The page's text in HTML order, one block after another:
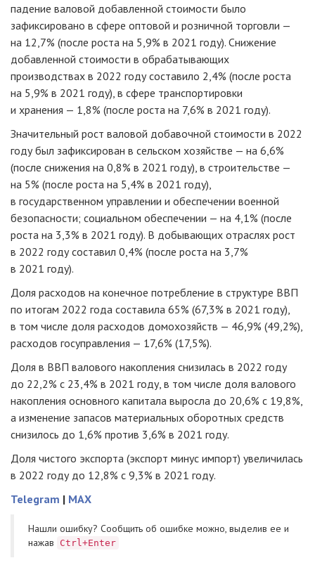
падение валовой добавленной стоимости было
зафиксировано в сфере оптовой и розничной торговли —
на 12,7% (после роста на 5,9% в 2021 году). Снижение
добавленной стоимости в обрабатывающих
производствах в 2022 году составило 2,4% (после роста
на 5,9% в 2021 году), в сфере транспортировки
и хранения — 1,8% (после роста на 7,6% в 2021 году).
Значительный рост валовой добавочной стоимости в 2022
году был зафиксирован в сельском хозяйстве — на 6,6%
(после снижения на 0,8% в 2021 году), в строительстве —
на 5% (после роста на 5,4% в 2021 году),
в государственном управлении и обеспечении военной
безопасности; социальном обеспечении — на 4,1% (после
роста на 3,3% в 2021 году). В добывающих отраслях рост
в 2022 году составил 0,4% (после роста на 3,7%
в 2021 году).
Доля расходов на конечное потребление в структуре ВВП
по итогам 2022 года составила 65% (67,3% в 2021 году),
в том числе доля расходов домохозяйств — 46,9% (49,2%),
расходов госуправления — 17,6% (17,5%).
Доля в ВВП валового накопления снизилась в 2022 году
до 22,2% с 23,4% в 2021 году, в том числе доля валового
накопления основного капитала выросла до 20,6% с 19,8%,
а изменение запасов материальных оборотных средств
снизилось до 1,6% против 3,6% в 2021 году.
Доля чистого экспорта (экспорт минус импорт) увеличилась
в 2022 году до 12,8% с 9,3% в 2021 году.
Telegram | MAX
Нашли ошибку? Cообщить об ошибке можно, выделив ее и
нажав
Ctrl+Enter